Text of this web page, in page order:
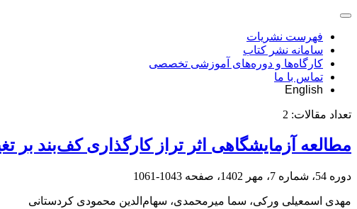
فهرست نشریات
سامانه نشر کتاب
کارگاه‌ها و دوره‌های آموزشی تخصصی
تماس با ما
English
تعداد مقالات: 2
مطالعه آزمایشگاهی اثر تراز کارگذاری کف‌بند
دوره 54، شماره 7، مهر 1402، صفحه 1043-1061
مهدی اسمعیلی ورکی، سما میرمحمدی، سهام‌الدین محمودی کردستانی